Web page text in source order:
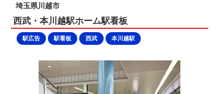
埼玉県川越市
西武・本川越駅ホーム駅看板
駅広告 駅看板 西武 本川越駅